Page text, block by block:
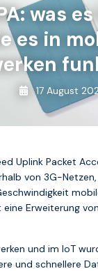
was
es in
17 August
Uplink Packet
von 3G-
eine Erweiterung
und im IoT
und schnellere